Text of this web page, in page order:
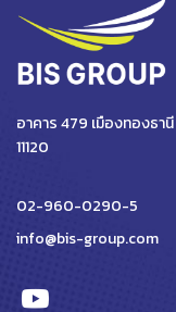
อาคาร 479 เมืองทองธ
11120
02-960-0290-5
info@bis-group.com